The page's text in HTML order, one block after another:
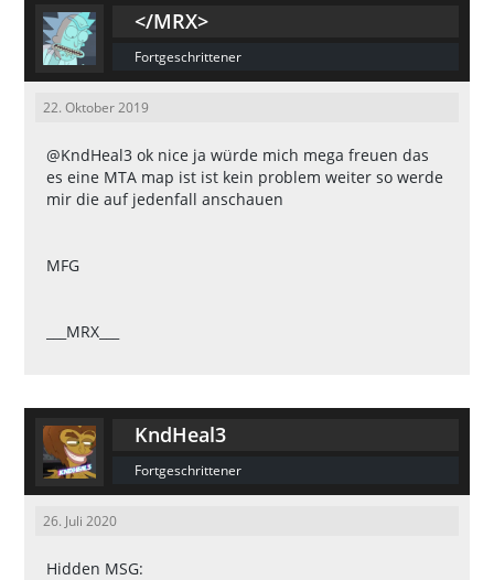
</MRX>
Fortgeschrittener
22. Oktober 2019
@KndHeal3 ok nice ja würde mich mega freuen das
es eine MTA map ist ist kein problem weiter so werde
mir die auf jedenfall anschauen
MFG
___MRX___
KndHeal3
Fortgeschrittener
26. Juli 2020
Hidden MSG: